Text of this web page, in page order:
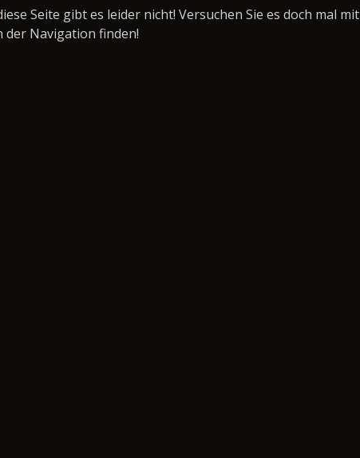
Seite gibt es leider nicht! Versuchen Sie es doch mal mit
der Navigation finden!